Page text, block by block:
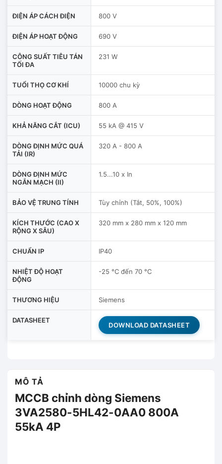
ĐIỆN ÁP CÁCH ĐIỆN 800 V
ĐIỆN ÁP HOẠT ĐỘNG 690 V
CÔNG SUẤT TIÊU TÁN
TỐI ĐA
231 W
TUỔI THỌ CƠ KHÍ 10000 chu kỳ
DÒNG HOẠT ĐỘNG 800 A
KHẢ NĂNG CẮT (ICU) 55 kA @ 415 V
DÒNG ĐỊNH MỨC QUÁ
TẢI (IR)
320 A - 800 A
DÒNG ĐỊNH MỨC
NGẮN MẠCH (II)
1.5...10 x In
BẢO VỆ TRUNG TÍNH Tùy chỉnh (Tắt, 50%, 100%)
KÍCH THƯỚC (CAO X
RỘNG X SÂU)
320 mm x 280 mm x 120 mm
CHUẨN IP IP40
NHIỆT ĐỘ HOẠT
ĐỘNG
-25 °C đến 70 °C
THƯƠNG HIỆU Siemens
DATASHEET
DOWNLOAD DATASHEET
MÔ TẢ
MCCB chỉnh dòng Siemens
3VA2580-5HL42-0AA0 800A
55kA 4P